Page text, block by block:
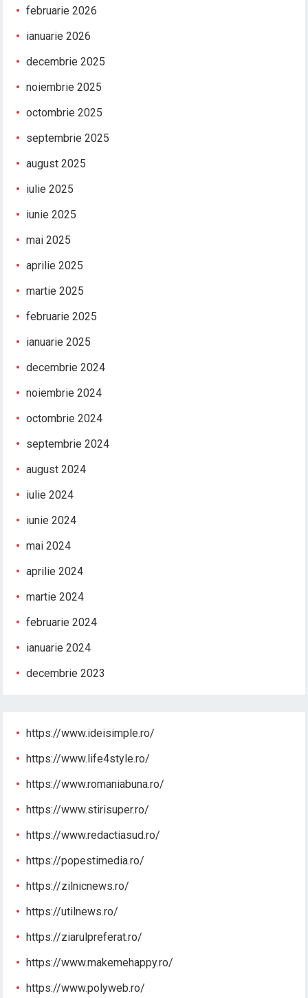
februarie 2026
ianuarie 2026
decembrie 2025
noiembrie 2025
octombrie 2025
septembrie 2025
august 2025
iulie 2025
iunie 2025
mai 2025
aprilie 2025
martie 2025
februarie 2025
ianuarie 2025
decembrie 2024
noiembrie 2024
octombrie 2024
septembrie 2024
august 2024
iulie 2024
iunie 2024
mai 2024
aprilie 2024
martie 2024
februarie 2024
ianuarie 2024
decembrie 2023
https://www.ideisimple.ro/
https://www.life4style.ro/
https://www.romaniabuna.ro/
https://www.stirisuper.ro/
https://www.redactiasud.ro/
https://popestimedia.ro/
https://zilnicnews.ro/
https://utilnews.ro/
https://ziarulpreferat.ro/
https://www.makemehappy.ro/
https://www.polyweb.ro/